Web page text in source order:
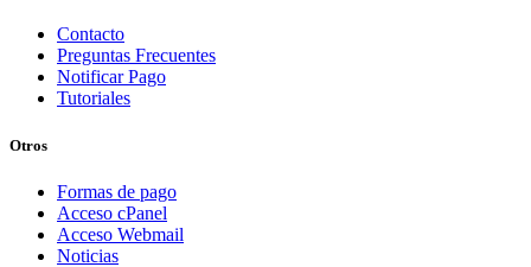
Contacto
Preguntas Frecuentes
Notificar Pago
Tutoriales
Otros
Formas de pago
Acceso cPanel
Acceso Webmail
Noticias